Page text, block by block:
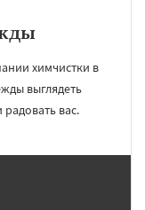
химчистки в
выглядеть
вас.